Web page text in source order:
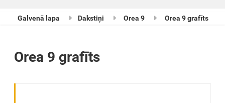
Galvenā lapa Dakstiņi Orea 9 Orea 9 grafīts
Orea 9 grafīts